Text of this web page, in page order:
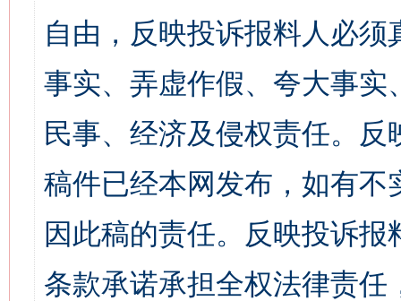
自由，反映投诉报料人必
事实、弄虚作假、夸大事
民事、经济及侵权责任。
稿件已经本网发布，如有
因此稿的责任。反映投诉
条款承诺承担全权法律责